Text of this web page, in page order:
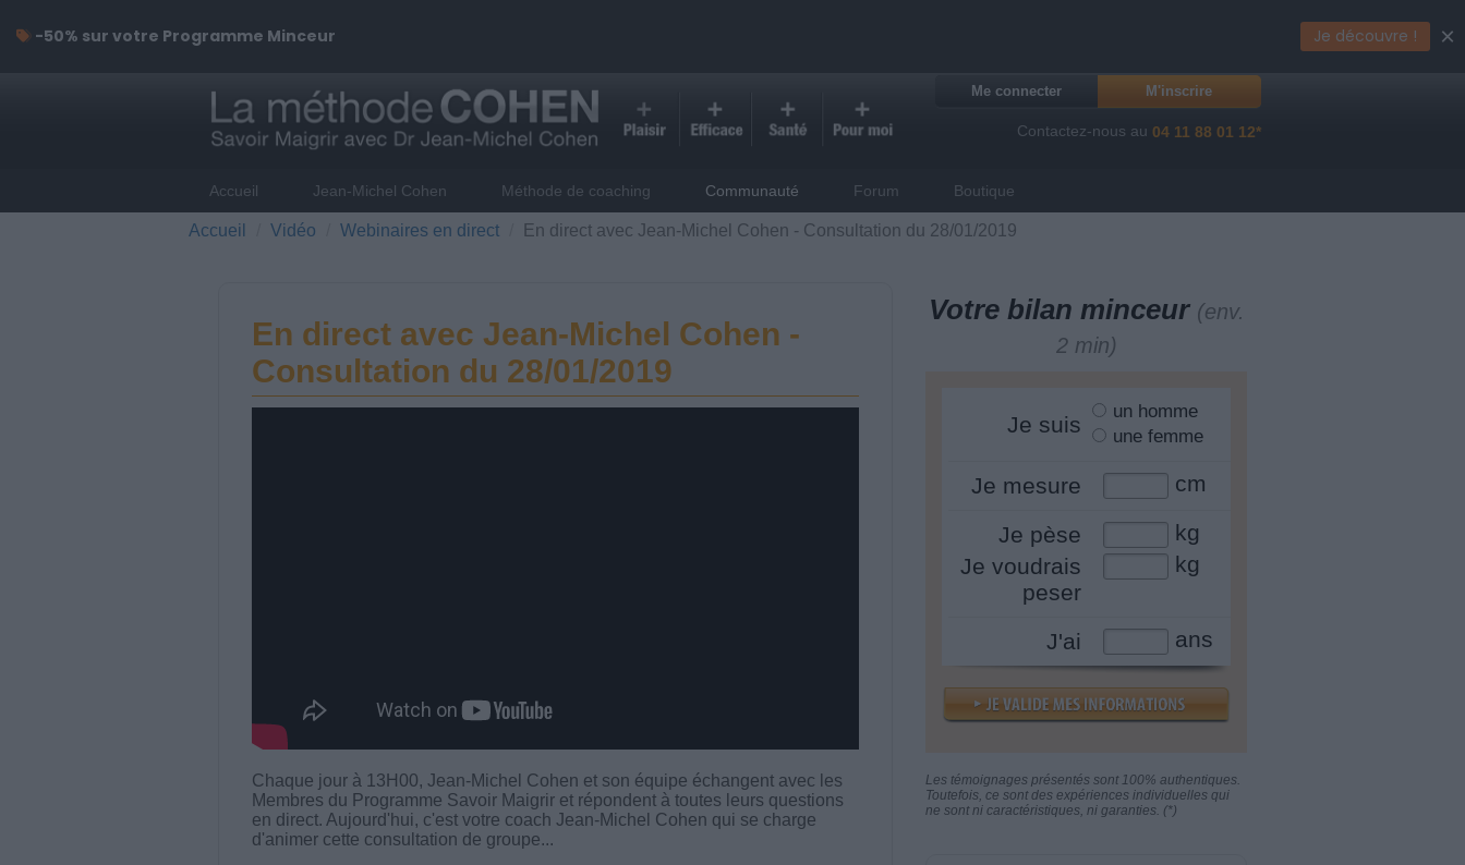
Me connecter M'inscrire
Contactez-nous au 04 11 88 01 12*
Accueil Jean-Michel Cohen Méthode de coaching Communauté Forum Boutique
Accueil Vidéo Webinaires en direct En direct avec Jean-Michel Cohen - Consultation du 28/01/2019
En direct avec Jean-Michel Cohen -
Consultation du 28/01/2019
Chaque jour à 13H00, Jean-Michel Cohen et son équipe échangent avec les
Membres du Programme Savoir Maigrir et répondent à toutes leurs questions
en direct. Aujourd'hui, c'est votre coach Jean-Michel Cohen qui se charge
d'animer cette consultation de groupe...
Votre bilan minceur (env.
2 min)
Je suis
un homme
une femme
Je mesure cm
Je pèse
kg
Je voudrais
peser
kg
J'ai ans
Les témoignages présentés sont 100% authentiques.
Toutefois, ce sont des expériences individuelles qui
ne sont ni caractéristiques, ni garanties. (*)
-50% sur votre Programme Minceur Je découvre ! ×